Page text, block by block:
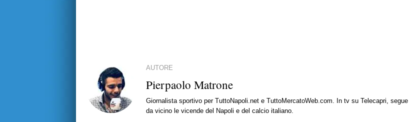
AUTORE
Pierpaolo Matrone
Giornalista sportivo per TuttoNapoli.net e TuttoMercatoWeb.com. In tv su Telecapri, segue
da vicino le vicende del Napoli e del calcio italiano.